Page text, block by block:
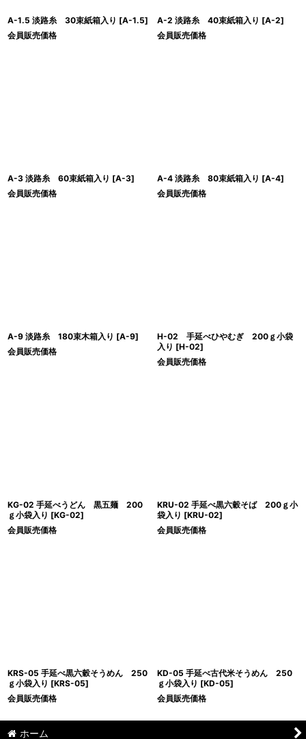
A-1.5 淡路糸 30束紙箱入り [A-1.5]
会員販売価格
A-2 淡路糸 40束紙箱入り [A-2]
会員販売価格
A-3 淡路糸 60束紙箱入り [A-3]
会員販売価格
A-4 淡路糸 80束紙箱入り [A-4]
会員販売価格
A-9 淡路糸 180束木箱入り [A-9]
会員販売価格
H-02 手延べひやむぎ 200ｇ小袋
入り [H-02]
会員販売価格
KG-02 手延べうどん 黒五麺 200
ｇ小袋入り [KG-02]
会員販売価格
KRU-02 手延べ黒六穀そば 200ｇ小
袋入り [KRU-02]
会員販売価格
KRS-05 手延べ黒六穀そうめん 250
ｇ小袋入り [KRS-05]
会員販売価格
KD-05 手延べ古代米そうめん 250
ｇ小袋入り [KD-05]
会員販売価格
ホーム